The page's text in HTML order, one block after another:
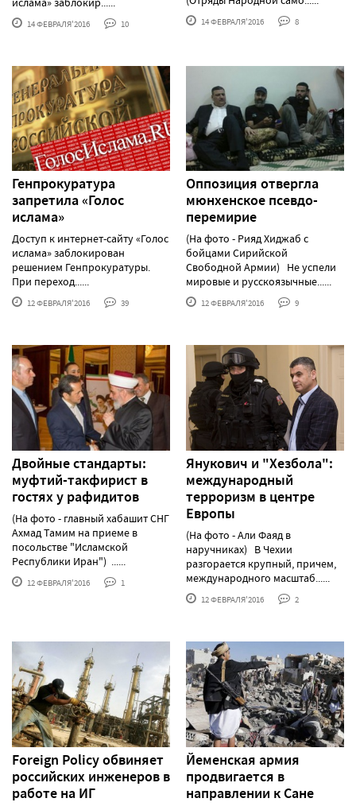
14 ФЕВРАЛЯ'2016 10 14 ФЕВРАЛЯ'2016 8
Генпрокуратура
запретила «Голос
ислама»
Доступ к интернет-сайту «Голос
ислама» заблокирован
решением Генпрокуратуры.
При переход......
12 ФЕВРАЛЯ'2016 39
Оппозиция отвергла
мюнхенское псевдо-
перемирие
(На фото - Рияд Хиджаб с
бойцами Сирийской
Свободной Армии) Не успели
мировые и русскоязычные......
12 ФЕВРАЛЯ'2016 9
Двойные стандарты:
муфтий-такфирист в
гостях у рафидитов
(На фото - главный хабашит СНГ
Ахмад Тамим на приеме в
посольстве "Исламской
Республики Иран") ......
12 ФЕВРАЛЯ'2016 1
Янукович и "Хезбола":
международный
терроризм в центре
Европы
(На фото - Али Фаяд в
наручниках) В Чехии
разгорается крупный, причем,
международного масштаб......
12 ФЕВРАЛЯ'2016 2
Foreign Policy обвиняет
российских инженеров в
работе на ИГ
Йеменская армия
продвигается в
направлении к Сане